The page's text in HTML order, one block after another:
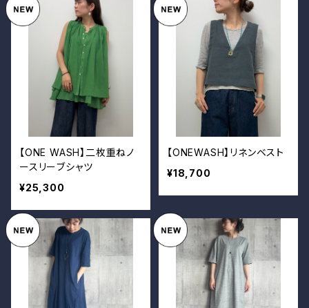
【ONE WASH】二枚重ねノ
ースリーブシャツ
¥25,300
【ONEWASH】リネンベスト
¥18,700